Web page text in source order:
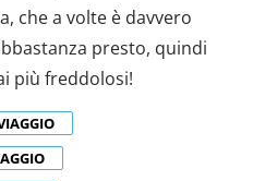
che a volte è davvero
presto, quindi
più freddolosi!